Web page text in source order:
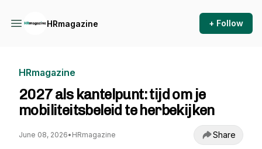
HRmagazine + Follow
HRmagazine
2027 als kantelpunt: tijd om je
mobiliteitsbeleid te herbekijken
June 08, 2026• HRmagazine Share